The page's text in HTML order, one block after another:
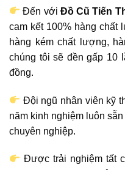
Đến với Đồ Cũ Tiến
cam kết 100% hàng chất
hàng kém chất lượng,
chúng tôi sẽ đền gấp 10
đồng.
Đội ngũ nhân viên kỹ
năm kinh nghiệm luôn
chuyên nghiệp.
Được trải nghiệm tất